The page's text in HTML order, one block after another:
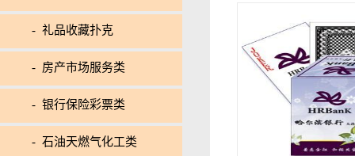
- 礼品收藏扑克
- 房产市场服务类
- 银行保险彩票类
- 石油天燃气化工类